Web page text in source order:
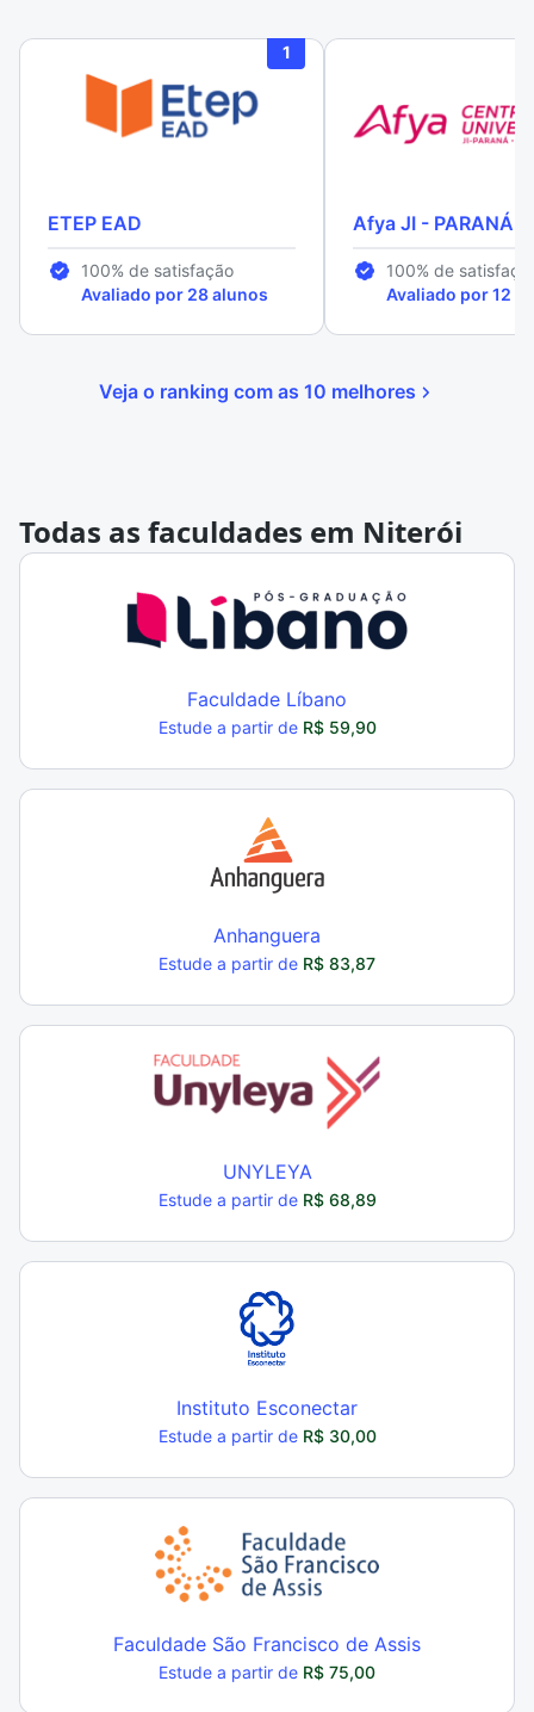
1
ETEP EAD
100% de satisfação
Avaliado por 28 alunos
Afya JI - PARANÁ
100% de
Avaliado por 12
Veja o ranking com as 10 melhores
Todas as faculdades em Niterói
Faculdade Líbano
Estude a partir de R$ 59,90
Anhanguera
Estude a partir de R$ 83,87
UNYLEYA
Estude a partir de R$ 68,89
Instituto Esconectar
Estude a partir de R$ 30,00
Faculdade São Francisco de Assis
Estude a partir de R$ 75,00